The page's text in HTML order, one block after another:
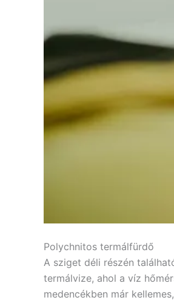
Polychnitos termálfürdő
A sziget déli részén
termálvize, ahol a víz
medencékben már